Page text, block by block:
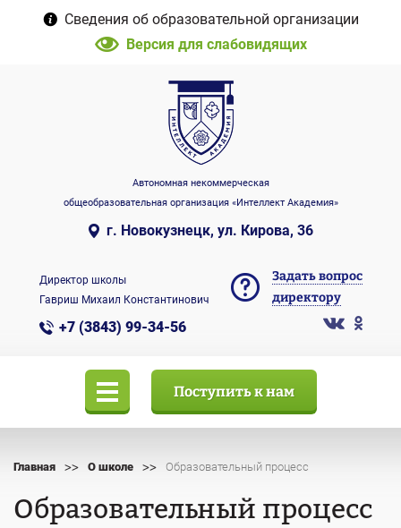
Сведения об образовательной организации
Версия для слабовидящих
Автономная некоммерческая
общеобразовательная организация «Интеллект Академия»
г. Новокузнецк, ул. Кирова, 36
Директор школы
Гавриш Михаил Константинович
+7 (3843) 99-34-56
Задать вопрос
директору
Поступить к нам
Главная >> О школе >> Образовательный процесс
Образовательный процесс